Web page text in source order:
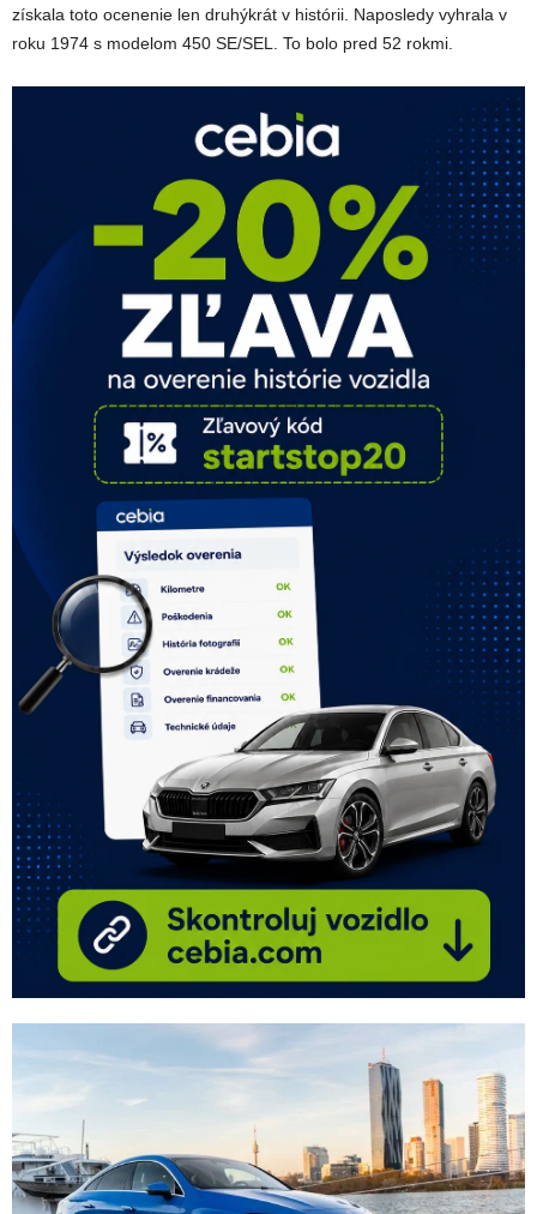
získala toto ocenenie len druhýkrát v histórii. Naposledy vyhrala v
roku 1974 s modelom 450 SE/SEL. To bolo pred 52 rokmi.